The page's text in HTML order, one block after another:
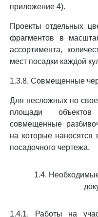
приложение 4).
Проекты отдельных
фрагментов в
ассортимента,
мест посадки каждой
1.3.8. Совмещенные
Для несложных по
площади объектов
совмещенные
на которые наносятся
посадочного чертежа.
1.4.
1.4.1. Работы на